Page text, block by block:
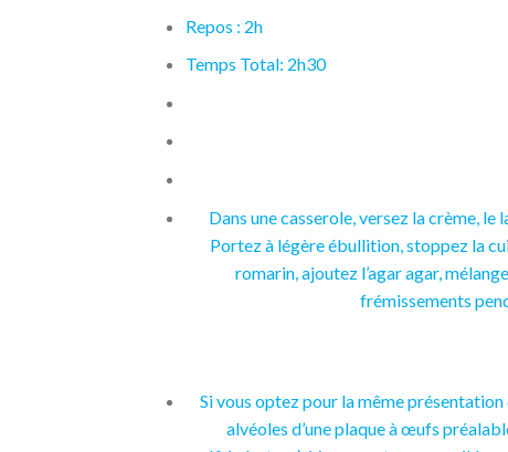
Repos : 2h
Temps Total: 2h30
Dans une casserole, versez la crème, le
Portez à légère ébullition, stoppez la
romarin, ajoutez l’agar agar,
frémissements
Si vous optez pour la même
alvéoles d’une plaque à œufs